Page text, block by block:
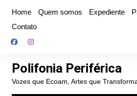
conteúdo
Home Quem somos Expediente
Contato
Polifonia Periférica
Vozes que Ecoam, Artes que